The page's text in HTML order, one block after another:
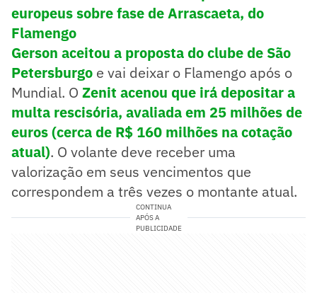
europeus sobre fase de Arrascaeta, do
Flamengo
Gerson aceitou a proposta do clube de São
Petersburgo e vai deixar o Flamengo após o
Mundial. O Zenit acenou que irá depositar a
multa rescisória, avaliada em 25 milhões de
euros (cerca de R$ 160 milhões na cotação
atual). O volante deve receber uma
valorização em seus vencimentos que
correspondem a três vezes o montante atual.
CONTINUA
APÓS A
PUBLICIDADE